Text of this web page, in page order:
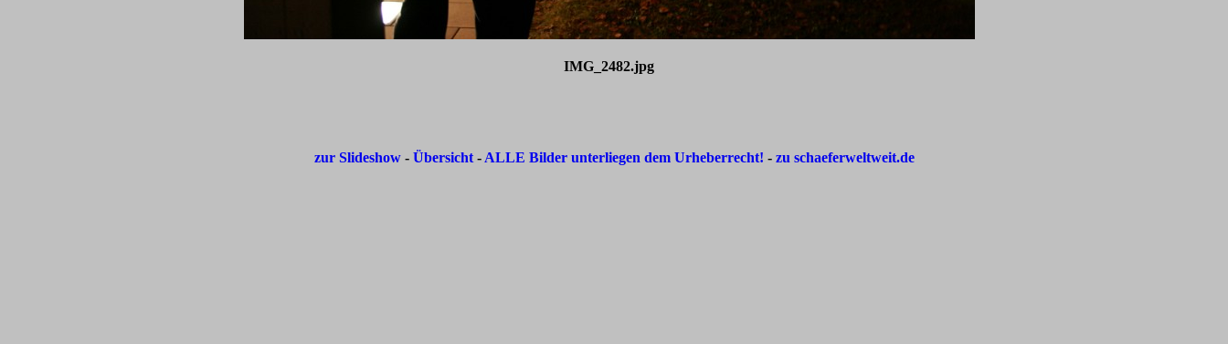
IMG_2482.jpg
zur Slideshow- Übersicht - ALLE Bilder unterliegen dem Urheberrecht! - zu schaeferweltweit.de